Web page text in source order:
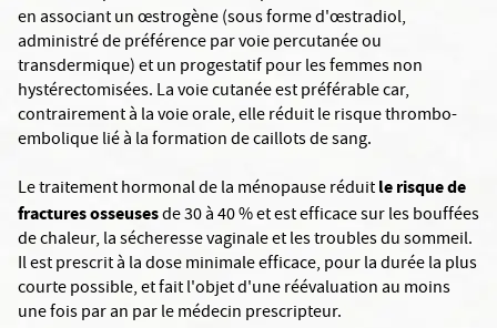
en associant un œstrogène (sous forme d'œstradiol,
administré de préférence par voie percutanée ou
transdermique) et un progestatif pour les femmes non
hystérectomisées. La voie cutanée est préférable car,
contrairement à la voie orale, elle réduit le risque thrombo-
embolique lié à la formation de caillots de sang.
Le traitement hormonal de la ménopause réduitle risque de
fractures osseusesde 30 à 40 % et est efficace sur les bouffées
de chaleur, la sécheresse vaginale et les troubles du sommeil.
Il est prescrit à la dose minimale efficace, pour la durée la plus
courte possible, et fait l'objet d'une réévaluation au moins
une fois par an par le médecin prescripteur.